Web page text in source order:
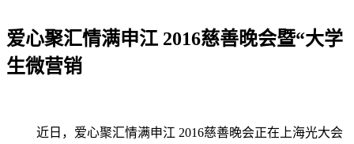
爱心聚汇情满申江 2016慈善晚会暨“大学
生微营销
近日，爱心聚汇情满申江 2016慈善晚会正在上海光大会